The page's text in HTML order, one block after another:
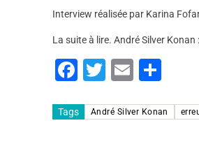
Interview réalisée par Karina
La suite à lire. André Silver
F
c
T
tt
E
ai ta
Tags André Silver Konan